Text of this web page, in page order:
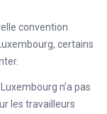
convention
certains
n’a pas
les travailleurs